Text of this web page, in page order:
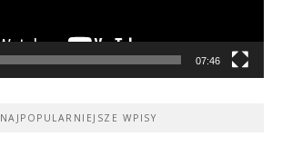
07:46
NAJPOPULARNIEJSZE WPISY